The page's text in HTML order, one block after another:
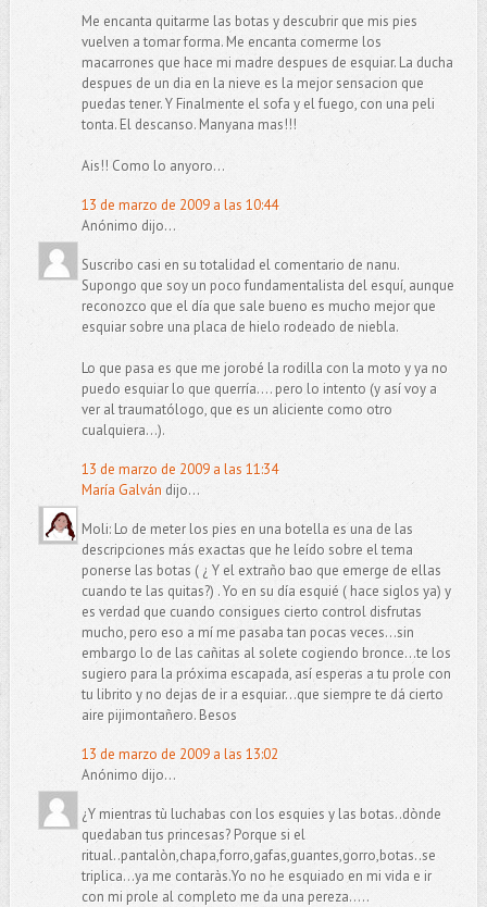
Me encanta quitarme las botas y descubrir que mis pies
vuelven a tomar forma. Me encanta comerme los
macarrones que hace mi madre despues de esquiar. La ducha
despues de un dia en la nieve es la mejor sensacion que
puedas tener. Y Finalmente el sofa y el fuego, con una peli
tonta. El descanso. Manyana mas!!!
Ais!! Como lo anyoro...
13 de marzo de 2009 a las 10:44
Anónimo dijo...
Suscribo casi en su totalidad el comentario de nanu.
Supongo que soy un poco fundamentalista del esquí, aunque
reconozco que el día que sale bueno es mucho mejor que
esquiar sobre una placa de hielo rodeado de niebla.
Lo que pasa es que me jorobé la rodilla con la moto y ya no
puedo esquiar lo que querría.... pero lo intento (y así voy a
ver al traumatólogo, que es un aliciente como otro
cualquiera...).
13 de marzo de 2009 a las 11:34
María Galván dijo...
Moli: Lo de meter los pies en una botella es una de las
descripciones más exactas que he leído sobre el tema
ponerse las botas ( ¿ Y el extraño bao que emerge de ellas
cuando te las quitas?) . Yo en su día esquié ( hace siglos ya) y
es verdad que cuando consigues cierto control disfrutas
mucho, pero eso a mí me pasaba tan pocas veces...sin
embargo lo de las cañitas al solete cogiendo bronce...te los
sugiero para la próxima escapada, así esperas a tu prole con
tu librito y no dejas de ir a esquiar...que siempre te dá cierto
aire pijimontañero. Besos
13 de marzo de 2009 a las 13:02
Anónimo dijo...
¿Y mientras tù luchabas con los esquies y las botas..dònde
quedaban tus princesas? Porque si el
ritual..pantalòn,chapa,forro,gafas,guantes,gorro,botas..se
triplica...ya me contaràs.Yo no he esquiado en mi vida e ir
con mi prole al completo me da una pereza.....